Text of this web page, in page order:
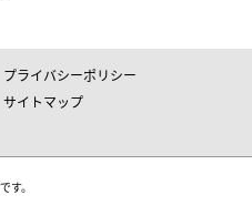
プライバシーポリシー
サイトマップ
す。